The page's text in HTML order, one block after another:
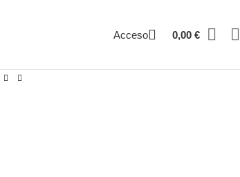
Acceso 0,00 €